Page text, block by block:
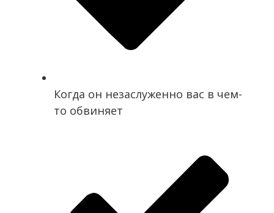
Когда он незаслуженно вас в чем-
то обвиняет